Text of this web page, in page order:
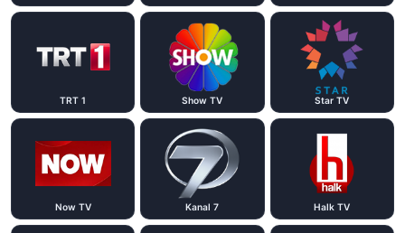
TRT 1 Show TV Star TV
Now TV Kanal 7 Halk TV